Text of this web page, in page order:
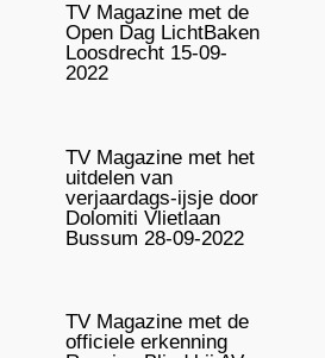
TV Magazine met de
Open Dag LichtBaken
Loosdrecht 15-09-
2022
TV Magazine met het
uitdelen van
verjaardags-ijsje door
Dolomiti Vlietlaan
Bussum 28-09-2022
TV Magazine met de
officiele erkenning